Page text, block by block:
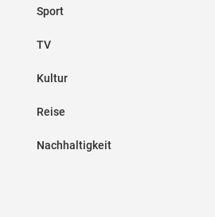
Sport
TV
Kultur
Reise
Nachhaltigkeit